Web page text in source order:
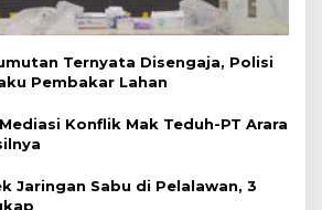
Ternyata Disengaja, Polisi
Pembakar Lahan
Konflik Mak Teduh-PT Arara
Jaringan Sabu di Pelalawan, 3